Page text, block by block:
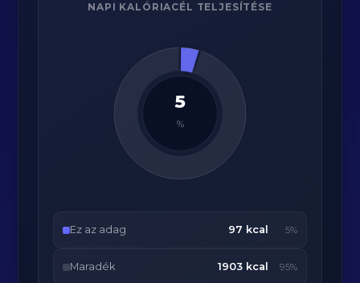
NAPI KALÓRIACÉL TELJESÍTÉSE
5
%
Ez az adag 97 kcal 5%
Maradék 1903 kcal 95%